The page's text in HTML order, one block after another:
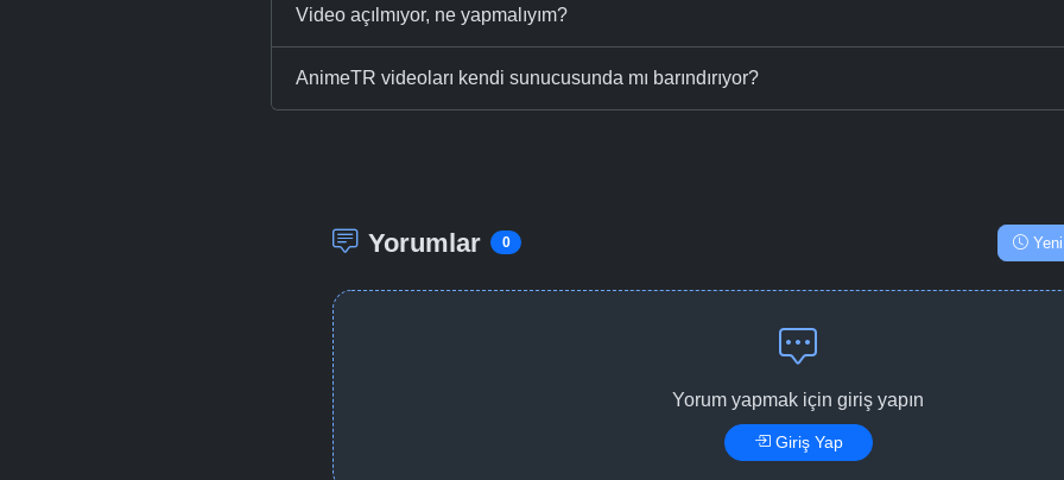
Video açılmıyor, ne yapmalıyım?
AnimeTR videoları kendi sunucusunda mı barındırıyor?
Yorumlar 0 Yeni
Yorum yapmak için giriş yapın
Giriş Yap